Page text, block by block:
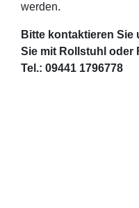
werden.
Bitte kontaktieren Sie
Sie mit Rollstuhl oder
Tel.: 09441 1796778